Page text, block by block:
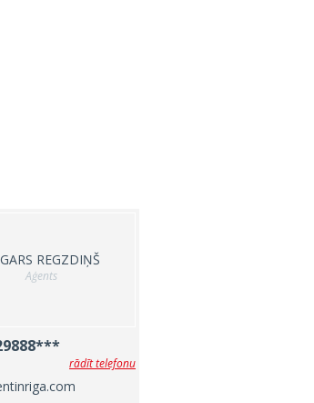
REGZDIŅŠ
Aģents
rādīt telefonu